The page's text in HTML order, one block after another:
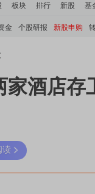
板块 排行 新股 基
金 个股研报 新股申购
家酒店
读
稀土板块领涨